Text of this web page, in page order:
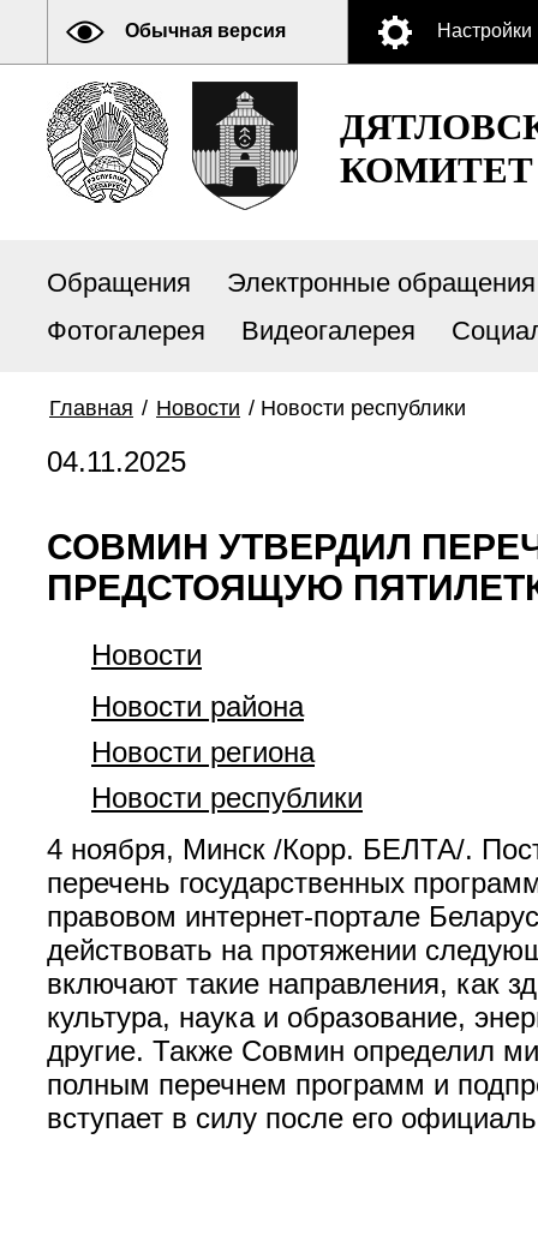
Обычная версия Настройки
КОМИТЕТ
Обращения
Электронные обращения
Фотогалерея
Видеогалерея
Главная / Новости / Новости республики
04.11.2025
СОВМИН УТВЕРДИЛ
ПРЕДСТОЯЩУЮ
Новости
Новости района
Новости региона
Новости республики
4 ноября, Минск /Корр. БЕЛТА/.
перечень государственных
правовом интернет-портале
действовать на протяжении
включают такие направления, как
культура, наука и образование,
другие. Также Совмин определил
полным перечнем программ и
вступает в силу после его